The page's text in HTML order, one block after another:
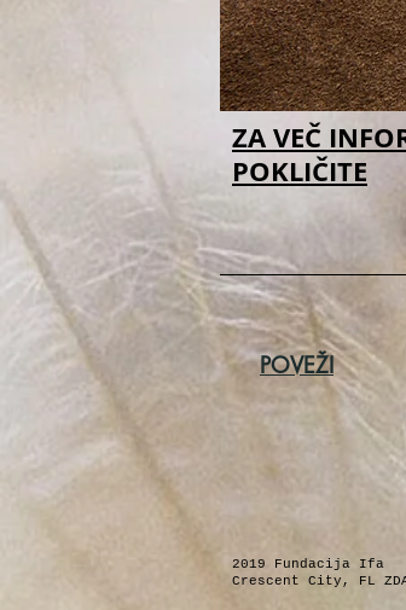
ZA VEČ
POKLIČITE
POVEŽI
2019 Fundacija Ifa
Crescent City, FL